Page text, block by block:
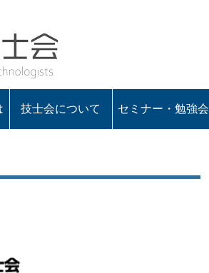
技士会について セミナー・勉強会